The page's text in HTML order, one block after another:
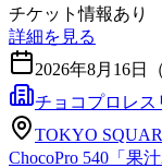
チケット情報あり
詳細を見る
2026年8月16日
チョコプロレス
TOKYO
ChocoPro 540「果汁